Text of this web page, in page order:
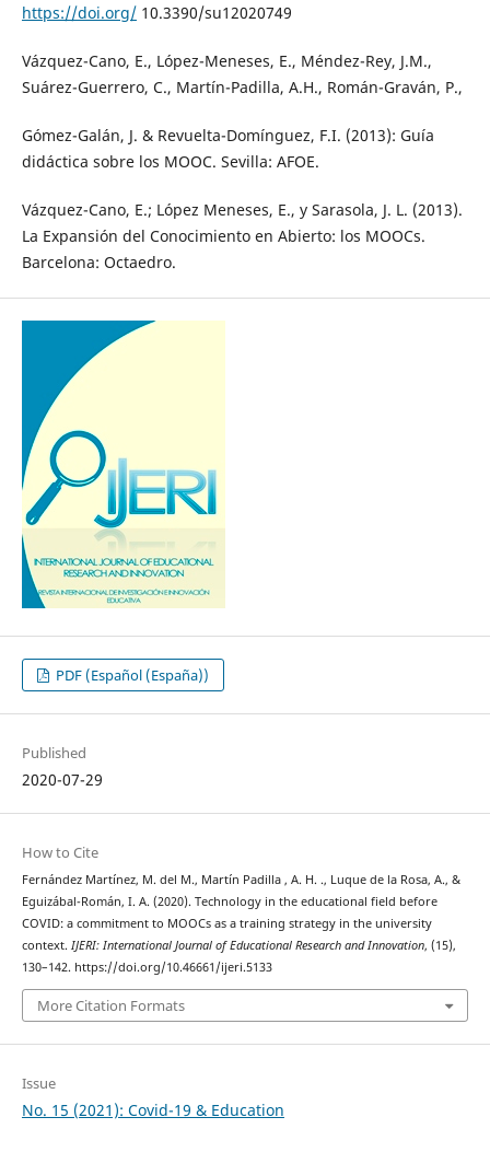
https://doi.org/10.3390/su12020749
Vázquez-Cano, E., López-Meneses, E., Méndez-Rey, J.M.,
Suárez-Guerrero, C., Martín-Padilla, A.H., Román-Graván, P.,
Gómez-Galán, J. & Revuelta-Domínguez, F.I. (2013): Guía
didáctica sobre los MOOC. Sevilla: AFOE.
Vázquez-Cano, E.; López Meneses, E., y Sarasola, J. L. (2013).
La Expansión del Conocimiento en Abierto: los MOOCs.
Barcelona: Octaedro.
PDF (Español (España))
Published
2020-07-29
How to Cite
Fernández Martínez, M. del M., Martín Padilla , A. H. ., Luque de la Rosa, A., &
Eguizábal-Román, I. A. (2020). Technology in the educational field before
COVID: a commitment to MOOCs as a training strategy in the university
context. IJERI: International Journal of Educational Research and Innovation, (15),
130–142. https://doi.org/10.46661/ijeri.5133
More Citation Formats
Issue
No. 15 (2021): Covid-19 & Education